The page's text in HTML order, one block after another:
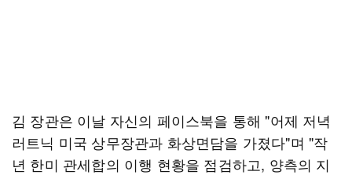
김 장관은 이날 자신의 페이스북을 통해 "어제 저녁
러트닉 미국 상무장관과 화상면담을 가졌다"며 "작
년 한미 관세합의 이행 현황을 점검하고, 양측의 지